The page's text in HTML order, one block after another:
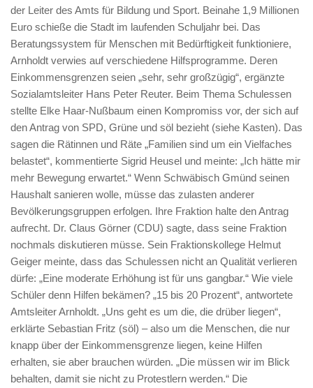
der Leiter des Amts für Bildung und Sport. Beinahe 1,9 Millionen
Euro schieße die Stadt im laufenden Schuljahr bei. Das
Beratungssystem für Menschen mit Bedürftigkeit funktioniere,
Arnholdt verwies auf verschiedene Hilfsprogramme. Deren
Einkommensgrenzen seien „sehr, sehr großzügig“, ergänzte
Sozialamtsleiter Hans Peter Reuter. Beim Thema Schulessen
stellte Elke Haar-Nußbaum einen Kompromiss vor, der sich auf
den Antrag von SPD, Grüne und söl bezieht (siehe Kasten). Das
sagen die Rätinnen und Räte „Familien sind um ein Vielfaches
belastet“, kommentierte Sigrid Heusel und meinte: „Ich hätte mir
mehr Bewegung erwartet.“ Wenn Schwäbisch Gmünd seinen
Haushalt sanieren wolle, müsse das zulasten anderer
Bevölkerungsgruppen erfolgen. Ihre Fraktion halte den Antrag
aufrecht. Dr. Claus Görner (CDU) sagte, dass seine Fraktion
nochmals diskutieren müsse. Sein Fraktionskollege Helmut
Geiger meinte, dass das Schulessen nicht an Qualität verlieren
dürfe: „Eine moderate Erhöhung ist für uns gangbar.“ Wie viele
Schüler denn Hilfen bekämen? „15 bis 20 Prozent“, antwortete
Amtsleiter Arnholdt. „Uns geht es um die, die drüber liegen“,
erklärte Sebastian Fritz (söl) – also um die Menschen, die nur
knapp über der Einkommensgrenze liegen, keine Hilfen
erhalten, sie aber brauchen würden. „Die müssen wir im Blick
behalten, damit sie nicht zu Protestlern werden.“ Die